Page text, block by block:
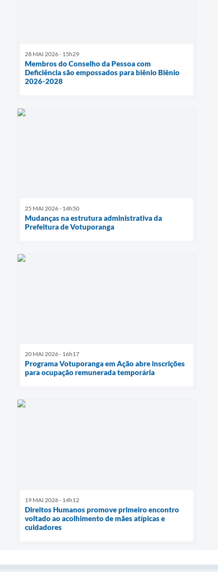
28 MAI 2026 - 15h29
Membros do Conselho da Pessoa com
Deficiência são empossados para biênio Biênio
2026-2028
25 MAI 2026 - 14h50
Mudanças na estrutura administrativa da
Prefeitura de Votuporanga
20 MAI 2026 - 16h17
Programa Votuporanga em Ação abre inscrições
para ocupação remunerada temporária
19 MAI 2026 - 14h12
Direitos Humanos promove primeiro encontro
voltado ao acolhimento de mães atípicas e
cuidadores